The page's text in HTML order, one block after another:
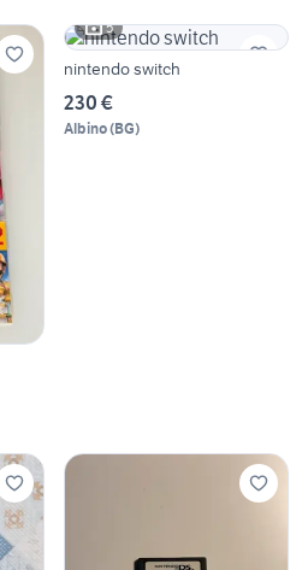
5
nintendo switch
230 €
Albino(BG)